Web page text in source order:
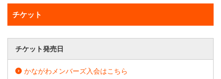
チケット
チケット発売日
かながわメンバーズ入会はこちら